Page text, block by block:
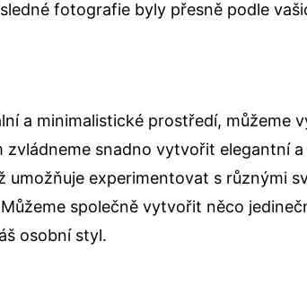
fotografie byly přesně podle
a minimalistické prostředí, můžeme
zvládneme snadno vytvořit elegantní
umožňuje experimentovat s různými
společně vytvořit něco
osobní styl.